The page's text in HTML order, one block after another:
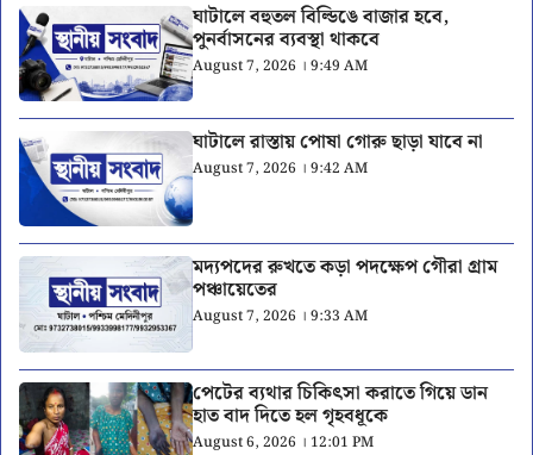
ঘাটালে বহুতল বিল্ডিঙে বাজার হবে,
পুনর্বাসনের ব্যবস্থা থাকবে
August 7, 2026 । 9:49 AM
ঘাটালে রাস্তায় পোষা গোরু ছাড়া যাবে না
August 7, 2026 । 9:42 AM
মদ্যপদের রুখতে কড়া পদক্ষেপ গৌরা গ্রাম
পঞ্চায়েতের
August 7, 2026 । 9:33 AM
পেটের ব্যথার চিকিৎসা করাতে গিয়ে ডান
হাত বাদ দিতে হল গৃহবধূকে
August 6, 2026 । 12:01 PM